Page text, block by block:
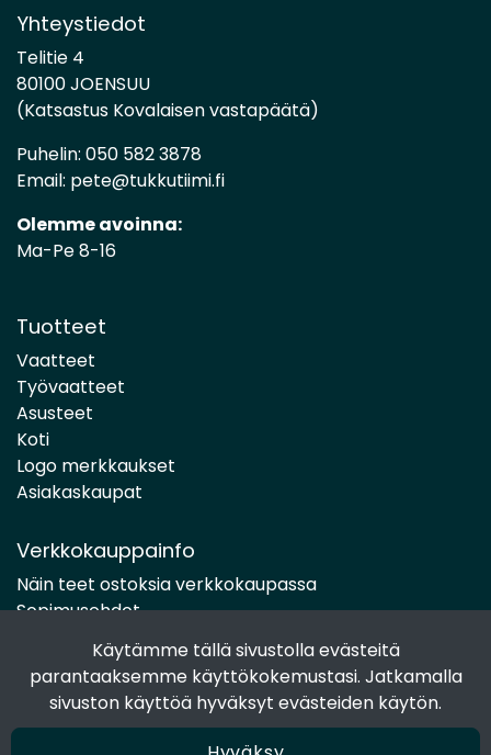
Käytämme tällä sivustolla evästeitä
parantaaksemme käyttökokemustasi. Jatkamalla
sivuston käyttöä hyväksyt evästeiden käytön.
Yhteystiedot
Telitie 4
80100 JOENSUU
(Katsastus Kovalaisen vastapäätä)
Puhelin: 050 582 3878
Email: pete@tukkutiimi.fi
Olemme avoinna:
Ma-Pe 8-16
Tuotteet
Vaatteet
Työvaatteet
Asusteet
Koti
Logo merkkaukset
Asiakaskaupat
Verkkokauppainfo
Näin teet ostoksia verkkokaupassa
Sopimusehdot
Toimitustavat
Maksutavat
Tietosuojaseloste